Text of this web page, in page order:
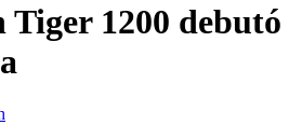
1200 debutó